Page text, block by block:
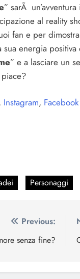
” sarÃ
al reality
fan e per
energia
” e a lasciare un
Instagram, Facebook
Personaggi
Previous:
senza fine?